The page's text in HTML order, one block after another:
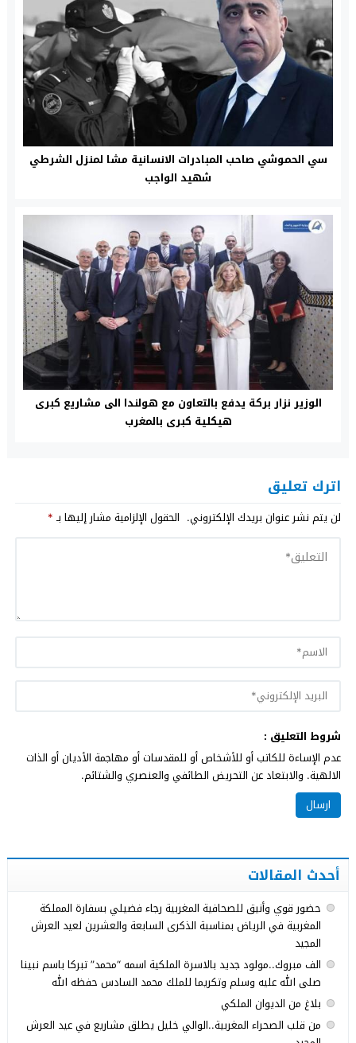
سي الحموشي صاحب المبادرات الانسانية مشا لمنزل الشرطي
شهيد الواجب
الوزير نزار بركة يدفع بالتعاون مع هولندا الى مشاريع كبرى
هيكلية كبرى بالمغرب
اترك تعليق
لن يتم نشر عنوان بريدك الإلكتروني. الحقول الإلزامية مشار إليها بـ*
شروط التعليق :
عدم الإساءة للكاتب أو للأشخاص أو للمقدسات أو مهاجمة الأديان أو الذات
الالهية. والابتعاد عن التحريض الطائفي والعنصري والشتائم.
أحدث المقالات
حضور قوي وأنيق للصحافية المغربية رجاء فضيلي بسفارة المملكة
المغربية في الرياض بمناسبة الذكرى السابعة والعشرين لعيد العرش
المجيد
الف مبروك..مولود جديد بالاسرة الملكية اسمه “محمد” تبركا باسم نبينا
صلى الله عليه وسلم وتكريما للملك محمد السادس حفظه الله
بلاغ من الديوان الملكي
من قلب الصحراء المغربية..الوالي خليل يطلق مشاريع في عيد العرش